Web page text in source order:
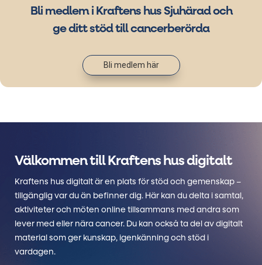
Bli medlem i Kraftens hus Sjuhärad och
ge ditt stöd till cancerberörda
Bli medlem här
Välkommen till Kraftens hus digitalt
Kraftens hus digitalt är en plats för stöd och gemenskap –
tillgänglig var du än befinner dig. Här kan du delta i samtal,
aktiviteter och möten online tillsammans med andra som
lever med eller nära cancer. Du kan också ta del av digitalt
material som ger kunskap, igenkänning och stöd i
vardagen.